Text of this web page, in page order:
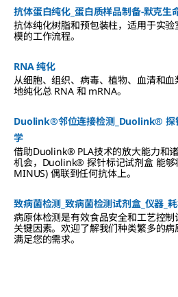
抗体蛋白纯化_蛋白质样品制备-默克生
抗体纯化树脂和预包装柱，适用于实
模的工作流程。
RNA 纯化
从细胞、组织、病毒、植物、血清和
地纯化总 RNA 和 mRNA。
Duolink®邻位连接检测_Duolink® 探
学
借助Duolink® PLA技术的放大能力和
机会，Duolink® 探针标记试剂盒 能够
MINUS) 偶联到任何抗体上。
致病菌检测_致病菌检测试剂盒_仪器_
病原体检测是有效食品安全和工艺控
关键因素。欢迎了解我们种类繁多的
满足您的需求。